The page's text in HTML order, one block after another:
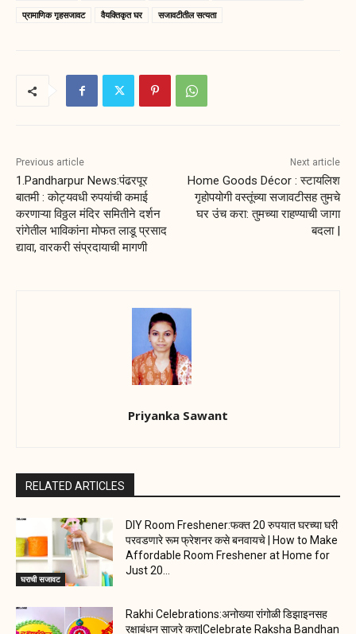
प्रामाणिक गृहसजावट
वैयक्तिकृत घर सजावटीतील सत्यता
Previous article
1.Pandharpur News:पंढरपूर
बातमी : कोट्यवधी रुपयांची कमाई
करणाऱ्या विठ्ठल मंदिर समितीने दर्शन
रांगेतील भाविकांना मोफत लाडू प्रसाद
द्यावा, वारकरी संप्रदायाची मागणी
Next article
Home Goods Décor : स्टायलिश
गृहोपयोगी वस्तूंच्या सजावटीसह तुमचे
घर उंच करा: तुमच्या राहण्याची जागा
बदला |
Priyanka Sawant
RELATED ARTICLES
घराची सजावट
DIY Room Freshener:फक्त 20 रुपयात घरच्या घरी
परवडणारे रूम फ्रेशनर कसे बनवायचे | How to Make
Affordable Room Freshener at Home for
Just 20...
Rakhi Celebrations:अनोख्या रांगोळी डिझाइनसह
रक्षाबंधन साजरे करा|Celebrate Raksha Bandhan